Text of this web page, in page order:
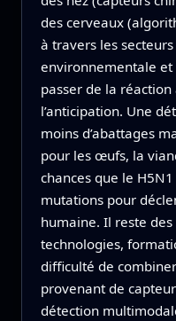
des cerveaux
à travers les
environnementale et
passer de la
l’anticipation. Une
moins d’abattages
pour les œufs, la
chances que le
mutations pour
humaine. Il reste
technologies,
difficulté de
provenant de
détection